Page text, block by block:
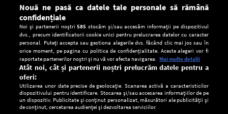
Descarcă gratuit aplicaţia Europa FM pentru smartphone:
Nouă ne pasă ca datele tale personale să rămână
confidențiale
Noi și partenerii noștri585 stocăm și/sau accesăm informații pe dispozitivul
dvs., precum identificatorii cookie unici pentru prelucrarea datelor cu caracter
personal. Puteți accepta sau gestiona alegerile dvs. făcând clic mai jos sau în
orice moment, pe pagina cu politica de confidențialitate. Aceste alegeri vor fi
raportate partenerilor noștri și nu vă vor afecta navigarea. Mai multe detalii
Atât noi, cât și partenerii noștri prelucrăm datele pentru a
oferi:
Utilizarea unor date precise de geolocație. Scanarea activă a caracteristicilor
dispozitivului pentru identificare. Stocarea și/sau accesarea informațiilor de pe
un dispozitiv. Publicitate și conținut personalizat, măsurători ale publicității și
de conținut, cercetarea audienței și dezvoltarea serviciilor.